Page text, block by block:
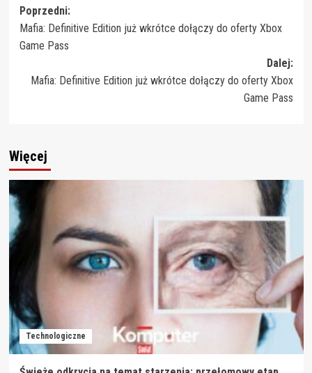
Zobacz
wpisy
Poprzedni:
Mafia: Definitive Edition już wkrótce dołączy do oferty Xbox
Game Pass
Dalej:
Mafia: Definitive Edition już wkrótce dołączy do oferty Xbox
Game Pass
Więcej
Technologiczne